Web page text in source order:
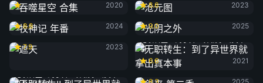
2020
8.6
2023
牧神记 年番
8.8
2024
光阴之外
9.0
2025
遮天
7.9
2023
事
6.6
2021
剑来 第二季